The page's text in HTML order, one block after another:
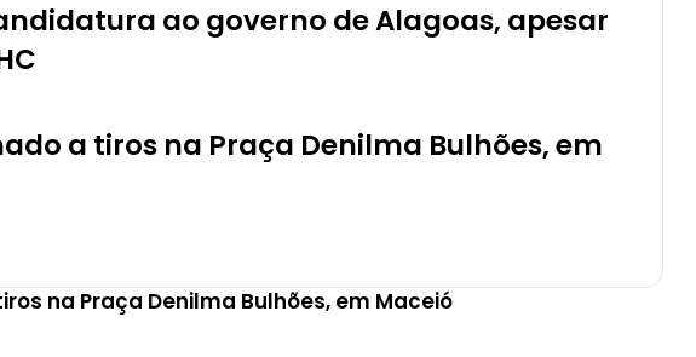
ao governo de Alagoas, apesar
a tiros na Praça Denilma Bulhões, em
na Praça Denilma Bulhões, em Maceió